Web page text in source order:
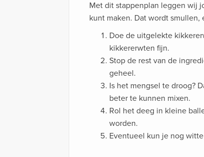
Met dit stappenplan leggen wij
kunt maken. Dat wordt smullen,
Doe de uitgelekte
kikkererwten fijn.
Stop de rest van de
geheel.
Is het mengsel te droog?
beter te kunnen mixen.
Rol het deeg in kleine
worden.
Eventueel kun je nog